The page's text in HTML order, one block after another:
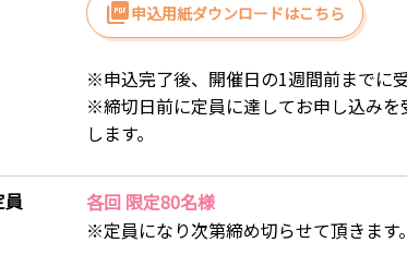
申込用紙ダウンロードはこちら
※申込完了後、開催日の1週間前までに
※締切日前に定員に達してお申し込み
します。
員
各回 限定80名様
※定員になり次第締め切らせて頂きます。